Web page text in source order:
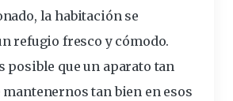
, lahabitaciónse
refugio fresco y cómodo.
posible que un aparato tan
tan bien en esos